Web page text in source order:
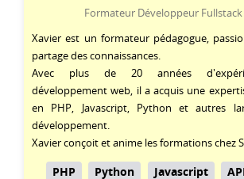
Formateur Développeur Fullstack
Xavier est un formateur pédagogue,
partage des connaissances.
Avec plus de 20 années
développement web, il a acquis une
en PHP, Javascript, Python et autres
développement.
Xavier conçoit et anime les formations chez
PHP Python Javascript